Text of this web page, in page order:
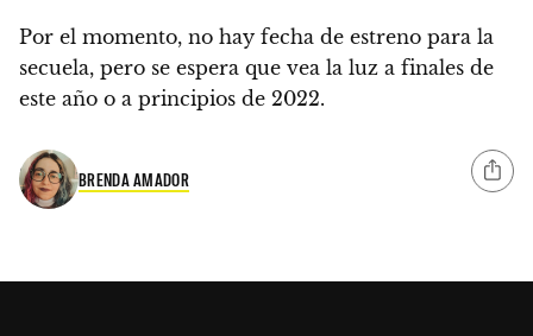
Por el momento, no hay fecha de estreno para la
secuela, pero se espera que vea la luz a finales de
este año o a principios de 2022.
BRENDA AMADOR